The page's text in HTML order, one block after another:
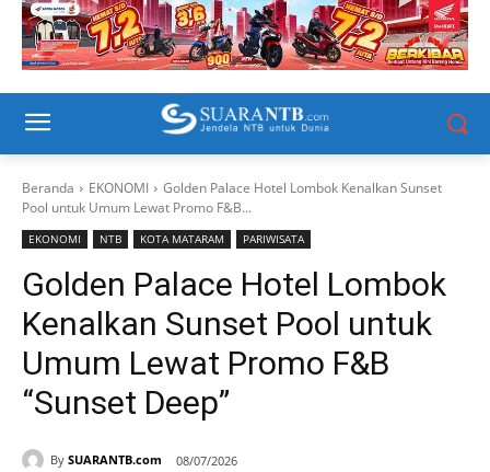
Beranda EKONOMI
Golden Palace Hotel Lombok Kenalkan Sunset
Pool untuk Umum Lewat Promo F&B...
EKONOMI NTB KOTA MATARAM PARIWISATA
Golden Palace Hotel Lombok
Kenalkan Sunset Pool untuk
Umum Lewat Promo F&B
“Sunset Deep”
By SUARANTB.com 08/07/2026